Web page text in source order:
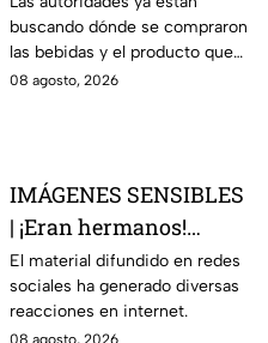
por ingerir bebidas
alcohólicas
adulteradas en Celaya:
buscando dónde se compraron
las bebidas y el producto que
causó la intoxicación.
08 agosto, 2026
IMÁGENES SENSIBLES
| ¡Eran hermanos!
Captan brut4l agresión
contra un hombre que
perdió la vid4
El material difundido en redes
sociales ha generado diversas
reacciones en internet.
08 agosto, 2026